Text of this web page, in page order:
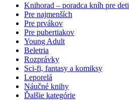
Knihorad – poradca kníh pre deti
Pre najmenších
Pre prvákov
Pre pubertiakov
Young Adult
Beletria
Rozprávky
Sci-fi, fantasy a komiksy
Leporelá
Náučné knihy
Ďalšie kategórie